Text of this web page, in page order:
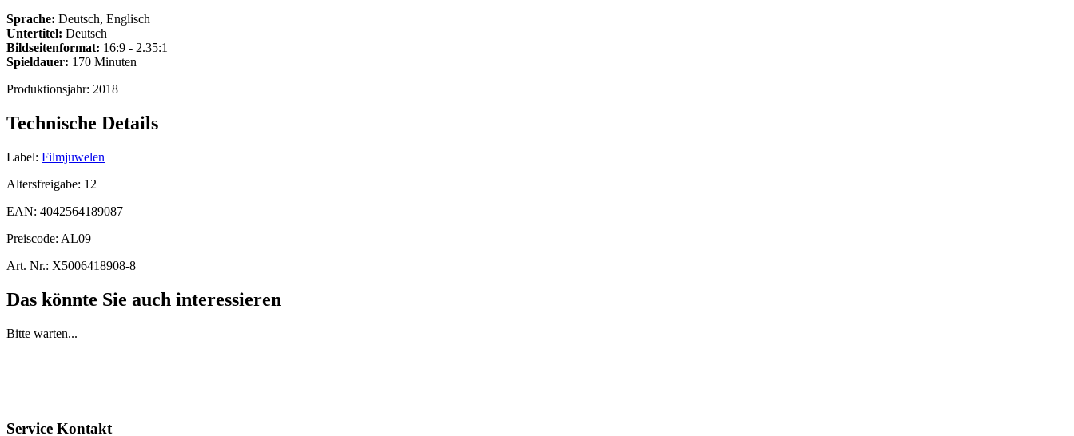
Sprache: Deutsch, Englisch
Untertitel: Deutsch
Bildseitenformat: 16:9 - 2.35:1
Spieldauer: 170 Minuten
Produktionsjahr: 2018
Technische Details
Label: Filmjuwelen
Altersfreigabe: 12
EAN: 4042564189087
Preiscode: AL09
Art. Nr.: X5006418908-8
Das könnte Sie auch interessieren
Bitte warten...
Service Kontakt